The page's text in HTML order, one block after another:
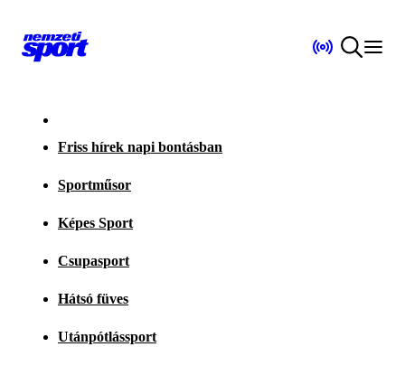
Friss hírek napi bontásban
Sportműsor
Képes Sport
Csupasport
Hátsó füves
Utánpótlássport